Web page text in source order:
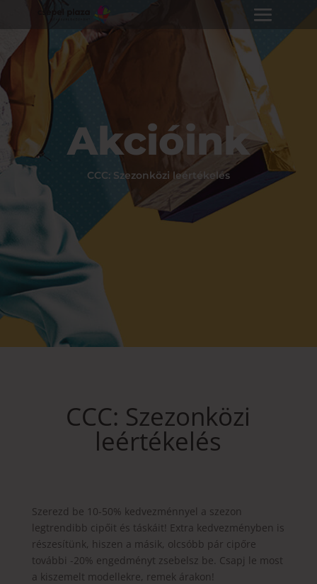
Akcióink
CCC: Szezonközi leértékelés
CCC: Szezonközi
leértékelés
Szerezd be 10-50% kedvezménnyel a szezon
legtrendibb cipőit és táskáit! Extra kedvezményben is
részesítünk, hiszen a másik, olcsóbb pár cipőre
további -20% engedményt zsebelsz be. Csapj le most
a kiszemelt modellekre, remek árakon!